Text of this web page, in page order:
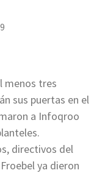
menos tres
sus puertas en el
a Infoqroo
directivos del
ya dieron